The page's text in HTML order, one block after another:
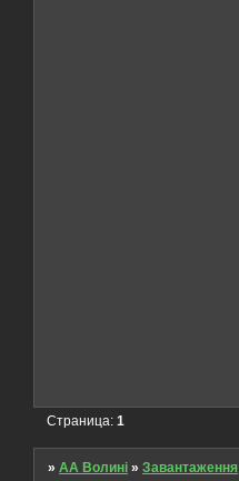
Страница:1
»AA Волині »Завантаження